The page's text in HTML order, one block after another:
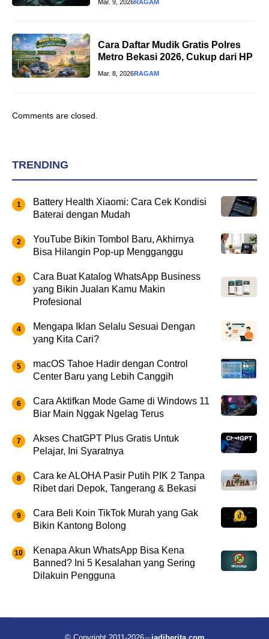
Mar. 9, 2026RAGAM
Cara Daftar Mudik Gratis Polres
Metro Bekasi 2026, Cukup dari HP
Mar. 8, 2026RAGAM
Comments are closed.
TRENDING
Battery Health Xiaomi: Cara Cek Kondisi
Baterai dengan Mudah
YouTube Bikin Tombol Baru, Akhirnya
Bisa Hilangin Pop-up Mengganggu
Cara Buat Katalog WhatsApp Business
yang Bikin Jualan Kamu Makin
Profesional
Mengapa Iklan Selalu Sesuai Dengan
yang Kita Cari?
macOS Tahoe Hadir dengan Control
Center Baru yang Lebih Canggih
Cara Aktifkan Mode Game di Windows 11
Biar Main Nggak Ngelag Terus
Akses ChatGPT Plus Gratis Untuk
Pelajar, Ini Syaratnya
Cara ke ALOHA Pasir Putih PIK 2 Tanpa
Ribet dari Depok, Tangerang & Bekasi
Cara Beli Koin TikTok Murah yang Gak
Bikin Kantong Bolong
Kenapa Akun WhatsApp Bisa Kena
Banned? Ini 5 Kesalahan yang Sering
Dilakuin Pengguna